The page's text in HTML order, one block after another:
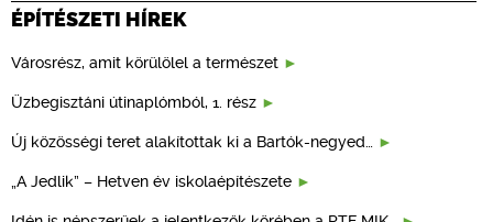
ÉPÍTÉSZETI HÍREK
Városrész, amit körülölel a természet
Üzbegisztáni útinaplómból, 1. rész
Új közösségi teret alakítottak ki a Bartók-negyed…
„A Jedlik” – Hetven év iskolaépítészete